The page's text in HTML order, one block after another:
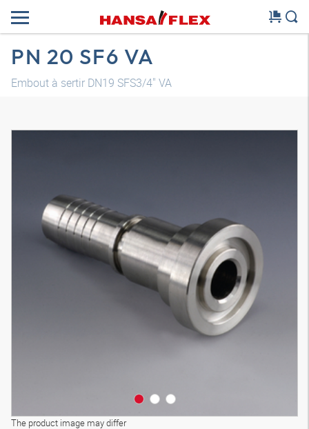
PN 20 SF6 VA
Embout à sertir DN19 SFS3/4" VA
The product image may differ
Modèle 3D